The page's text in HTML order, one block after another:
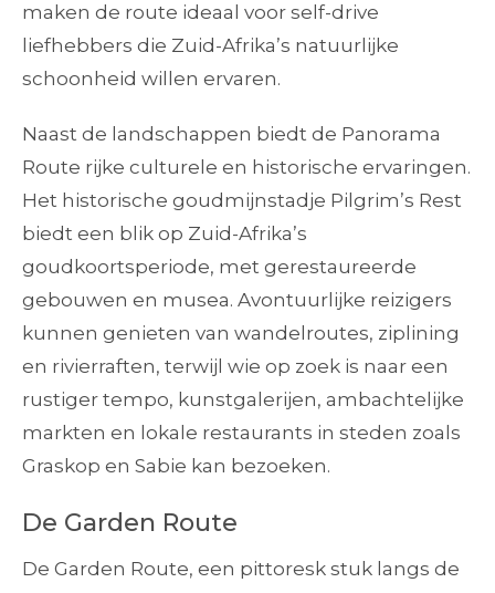
maken de route ideaal voor self-drive
liefhebbers die Zuid-Afrika’s natuurlijke
schoonheid willen ervaren.
Naast de landschappen biedt de Panorama
Route rijke culturele en historische ervaringen.
Het historische goudmijnstadje Pilgrim’s Rest
biedt een blik op Zuid-Afrika’s
goudkoortsperiode, met gerestaureerde
gebouwen en musea. Avontuurlijke reizigers
kunnen genieten van wandelroutes, ziplining
en rivierraften, terwijl wie op zoek is naar een
rustiger tempo, kunstgalerijen, ambachtelijke
markten en lokale restaurants in steden zoals
Graskop en Sabie kan bezoeken.
De Garden Route
De Garden Route, een pittoresk stuk langs de